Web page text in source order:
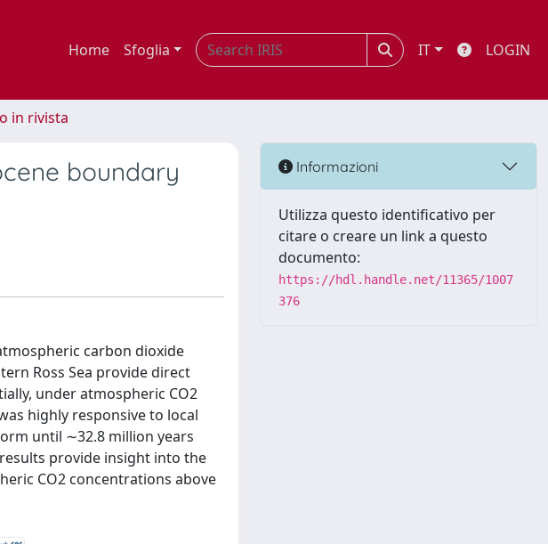
Home Sfoglia IT LOGIN
in rivista
boundary
carbon dioxide
Ross Sea provide direct
under atmospheric CO2
highly responsive to local
until ∼32.8 million years
provide insight into the
CO2 concentrations above
Informazioni
Utilizza questo identificativo per
citare o creare un link a questo
documento:
https://hdl.handle.net/11365/1007
376